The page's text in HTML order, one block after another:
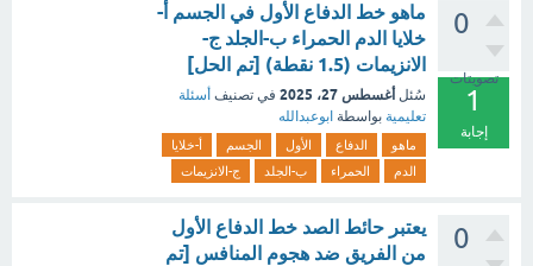
0
تصويتات
1
إجابة
ماهو خط الدفاع الأول في الجسم أ-
خلايا الدم الحمراء ب-الجلد ج-
الانزيمات (1.5 نقطة) [تم الحل]
سُئل أغسطس 27، 2025 في تصنيف أسئلة
تعليمية بواسطة ابوعبدالله
ماهو الدفاع الأول الجسم
أ-خلايا
الدم
الحمراء ب-الجلد ج-الانزيمات
0
يعتبر حائط الصد خط الدفاع الأول
من الفريق ضد هجوم المنافس [تم